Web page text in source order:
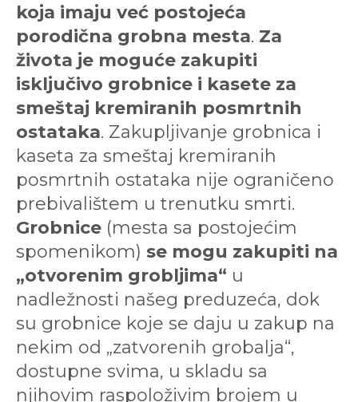
koja imaju već postojeća
porodična grobna mesta. Za
života je moguće zakupiti
isključivo grobnice i kasete za
smeštaj kremiranih posmrtnih
ostataka. Zakupljivanje grobnica i
kaseta za smeštaj kremiranih
posmrtnih ostataka nije ograničeno
prebivalištem u trenutku smrti.
Grobnice (mesta sa postojećim
spomenikom) se mogu zakupiti na
„otvorenim grobljima“ u
nadležnosti našeg preduzeća, dok
su grobnice koje se daju u zakup na
nekim od „zatvorenih grobalja“,
dostupne svima, u skladu sa
njihovim raspoloživim brojem u